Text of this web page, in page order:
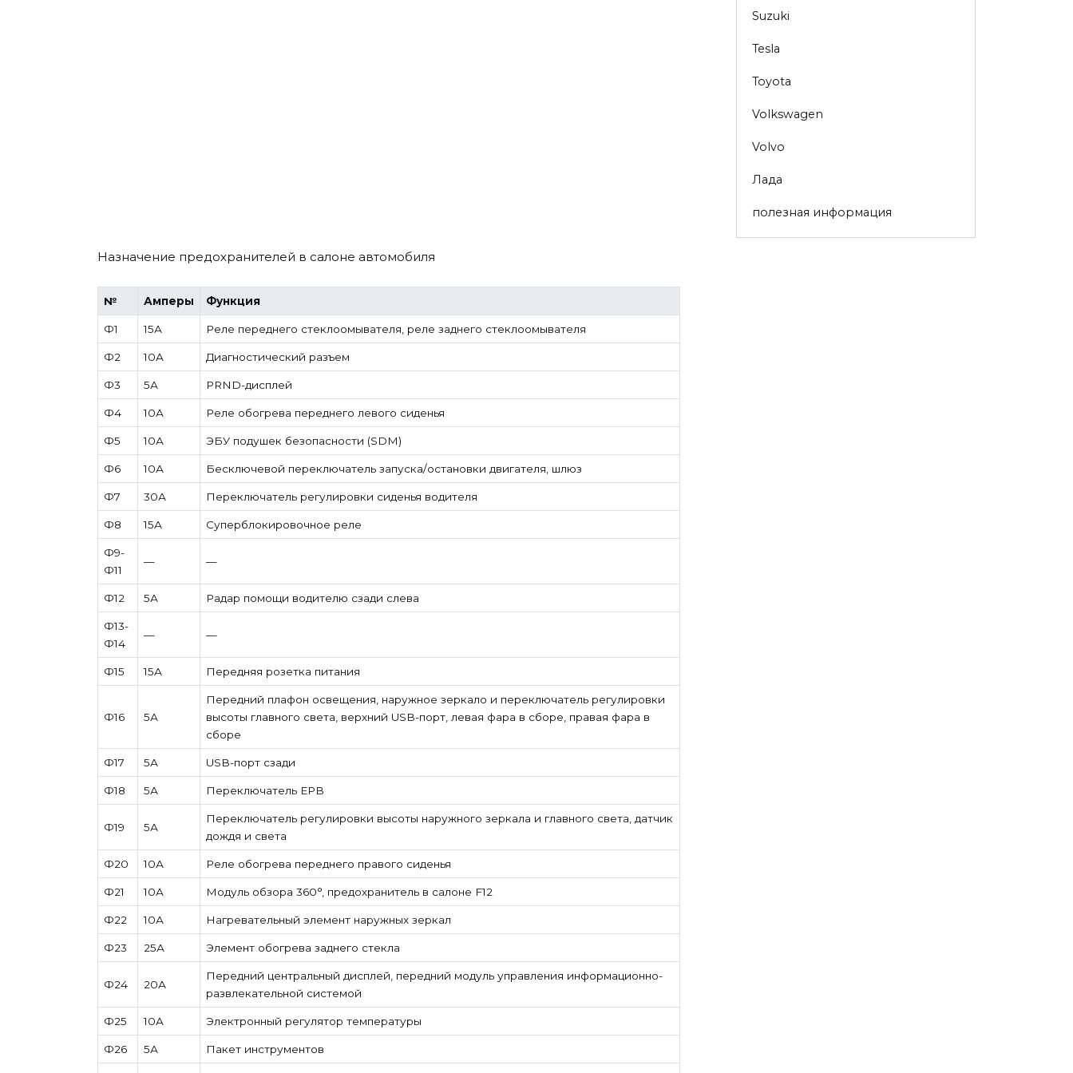
Назначение предохранителей в салоне автомобиля
№ Амперы Функция
Ф1 15А Реле переднего стеклоомывателя, реле заднего стеклоомывателя
Ф2 10А Диагностический разъем
Ф3 5А PRND-дисплей
Ф4 10А Реле обогрева переднего левого сиденья
Ф5 10А ЭБУ подушек безопасности (SDM)
Ф6 10А Бесключевой переключатель запуска/остановки двигателя, шлюз
Ф7 30А Переключатель регулировки сиденья водителя
Ф8 15А Суперблокировочное реле
Ф9-
Ф11
— —
Ф12 5А Радар помощи водителю сзади слева
Ф13-
Ф14
— —
Ф15 15А Передняя розетка питания
Ф16 5А
Передний плафон освещения, наружное зеркало и переключатель регулировки
высоты главного света, верхний USB-порт, левая фара в сборе, правая фара в
сборе
Ф17 5А USB-порт сзади
Ф18 5А Переключатель EPB
Ф19 5А
Переключатель регулировки высоты наружного зеркала и главного света, датчик
дождя и света
Ф20 10А Реле обогрева переднего правого сиденья
Ф21 10А Модуль обзора 360°, предохранитель в салоне F12
Ф22 10А Нагревательный элемент наружных зеркал
Ф23 25А Элемент обогрева заднего стекла
Ф24 20А
Передний центральный дисплей, передний модуль управления информационно-
развлекательной системой
Ф25 10А Электронный регулятор температуры
Ф26 5А Пакет инструментов
Suzuki
Tesla
Toyota
Volkswagen
Volvo
Лада
полезная информация